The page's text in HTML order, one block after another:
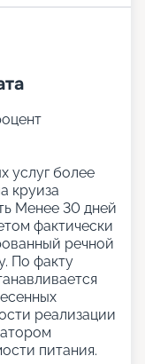
услуг более
круиза
Менее 30 дней
фактически
речной
По факту
реализации
питания.